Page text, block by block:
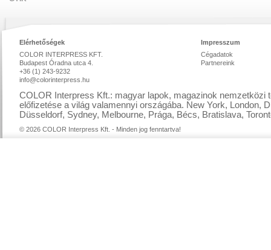
Elérhetőségek
COLOR INTERPRESS KFT.
Budapest Óradna utca 4.
+36 (1) 243-9232
info@colorinterpress.hu
Impresszum
Cégadatok
Partnereink
COLOR Interpress Kft.: magyar lapok, magazinok nemzetközi
előfizetése a világ valamennyi országába. New York, London,
Düsseldorf, Sydney, Melbourne, Prága, Bécs, Bratislava,
© 2026 COLOR Interpress Kft. - Minden jog fenntartva!